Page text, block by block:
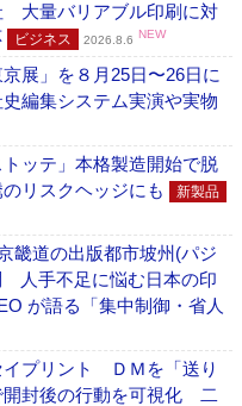
大量バリアブル印刷に対
ビジネス 2026.8.6 NEW
展」を８月25日〜26日に
編集システム実演や実物
ッテ」本格製造開始で脱
リスクヘッジにも
新製品
畿道の出版都市坡州(パジ
人手不足に悩む日本の印
が語る「集中制御・省人
イプリント ＤＭを「送り
開封後の行動を可視化 二